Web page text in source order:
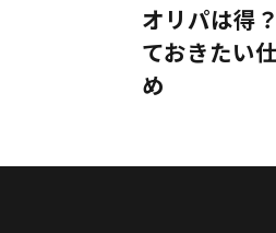
オリパは得
ておきたい
め